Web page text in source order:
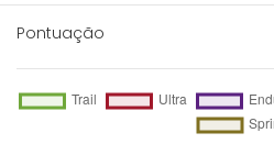
Pontuação